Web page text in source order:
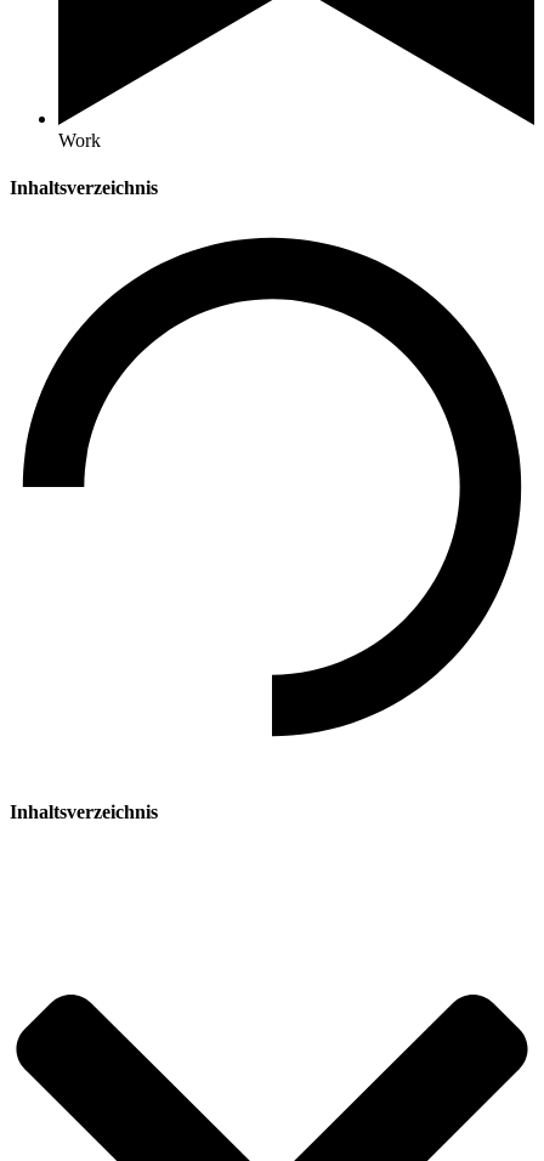
Work
Inhaltsverzeichnis
Inhaltsverzeichnis